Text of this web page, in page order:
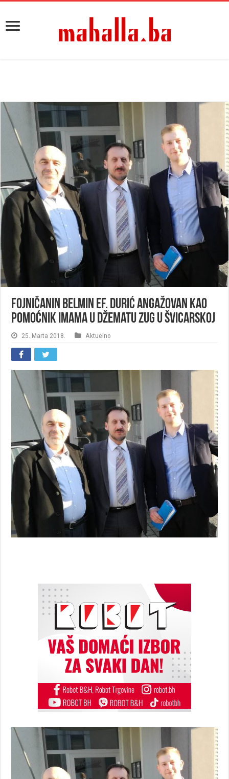
Fojničanin Belmin ef. Durić angažovan kao
pomoćnik imama u džematu Zug u Švicarskoj
25. Marta 2018. Aktuelno